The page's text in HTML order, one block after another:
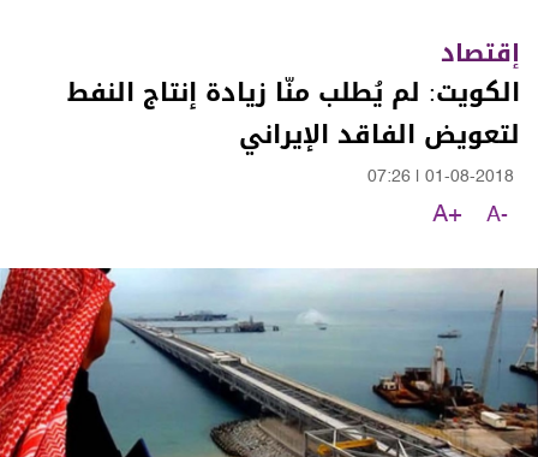
إقتصاد
الكويت: لم يُطلب منّا زيادة إنتاج النفط
لتعويض الفاقد الإيراني
01-08-2018
07:26
A-
A+